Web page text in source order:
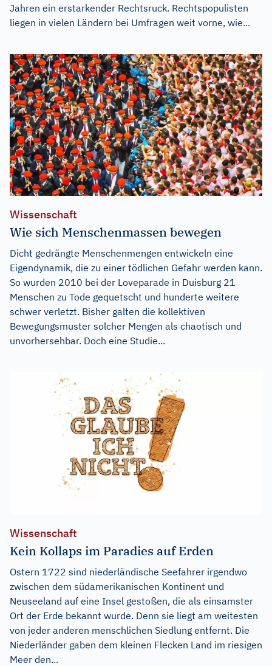
Jahren ein erstarkender Rechtsruck. Rechtspopulisten
liegen in vielen Ländern bei Umfragen weit vorne, wie...
Wissenschaft
Wie sich Menschenmassen bewegen
Dicht gedrängte Menschenmengen entwickeln eine
Eigendynamik, die zu einer tödlichen Gefahr werden kann.
So wurden 2010 bei der Loveparade in Duisburg 21
Menschen zu Tode gequetscht und hunderte weitere
schwer verletzt. Bisher galten die kollektiven
Bewegungsmuster solcher Mengen als chaotisch und
unvorhersehbar. Doch eine Studie...
Wissenschaft
Kein Kollaps im Paradies auf Erden
Ostern 1722 sind niederländische Seefahrer irgendwo
zwischen dem südamerikanischen Kontinent und
Neuseeland auf eine Insel gestoßen, die als einsamster
Ort der Erde bekannt wurde. Denn sie liegt am weitesten
von jeder anderen menschlichen Siedlung entfernt. Die
Niederländer gaben dem kleinen Flecken Land im riesigen
Meer den...